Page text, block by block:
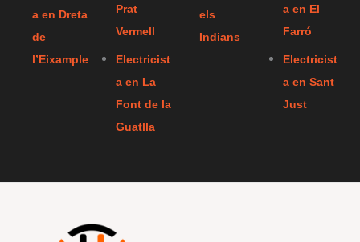
a en Dreta
de
l’Eixample
Prat
Vermell
Electricist
a en La
Font de la
Guatlla
els
Indians
a en El
Farró
Electricist
a en Sant
Just